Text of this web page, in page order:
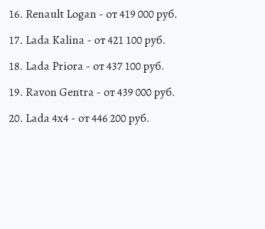
16. Renault Logan - от 419 000 руб.
17. Lada Kalina - от 421 100 руб.
18. Lada Priora - от 437 100 руб.
19. Ravon Gentra - от 439 000 руб.
20. Lada 4x4 - от 446 200 руб.